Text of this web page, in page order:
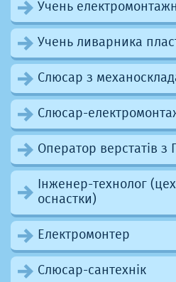
Учень
Учень ливарника
Слюсар з
Слюсар-
Оператор верстатів з
Інженер-технолог
оснастки)
Електромонтер
Слюсар-сантехнік